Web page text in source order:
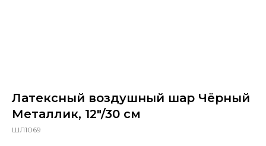
Латексный воздушный шар Чёрный
Металлик, 12"/30 см
ШЛ1069